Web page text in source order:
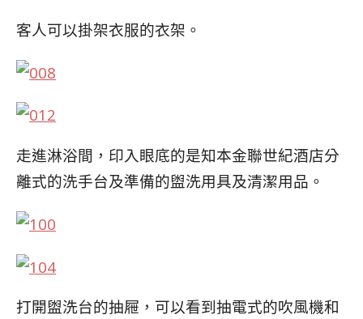
客人可以掛架衣服的衣架。
走進淋浴間，印入眼底的是知本金聯世紀酒店分
離式的洗手台及準備的盥洗用具及清潔用品。
打開盥洗台的抽屜，可以看到抽電式的吹風機和